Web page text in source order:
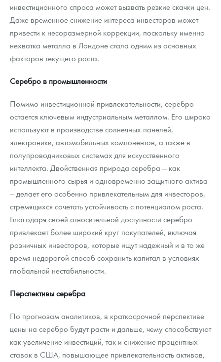
инвестиционного спроса может вызвать резкие скачки цен.
Даже временное снижение интереса инвесторов может
привести к несоразмерной коррекции, поскольку именно
нехватка металла в Лондоне стала одним из основных
факторов текущего роста.
Серебро в промышленности
Помимо инвестиционной привлекательности, серебро
остается ключевым индустриальным металлом. Его широко
используют в производстве солнечных панелей,
электроники, автомобильных компонентов, а также в
полупроводниковых системах для искусственного
интеллекта. Двойственная природа серебра — как
промышленного сырья и одновременно защитного актива
— делает его особенно привлекательным для инвесторов,
стремящихся сочетать устойчивость с потенциалом роста.
Благодаря своей относительной доступности серебро
привлекает более широкий круг покупателей, включая
розничных инвесторов, которые ищут надежный и в то же
время недорогой способ сохранить капитал в условиях
глобальной нестабильности.
Перспективы серебра
По прогнозам аналитиков, в краткосрочной перспективе
цены на серебро будут расти и дальше, чему способствуют
как увеличение инвестиций, так и снижение процентных
ставок в США, повышающее привлекательность активов,